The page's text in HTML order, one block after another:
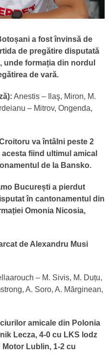
a fost învinsă de
de pregătire disputată
unde formația din nordul
de vară.
Anestis – Ilaş, Miron, M.
– Mitrov, Ongenda,
va întâlni peste 2
fiind ultimul amical
de la Bansko.
București a pierdut
în cantonamentul din
Omonia Nicosia,
de Alexandru Musi
– M. Sivis, M. Duțu,
A. Soro, A. Mărginean,
amicale din Polonia
Lecza, 4-0 cu LKS lodz
Motor Lublin, 1-2 cu